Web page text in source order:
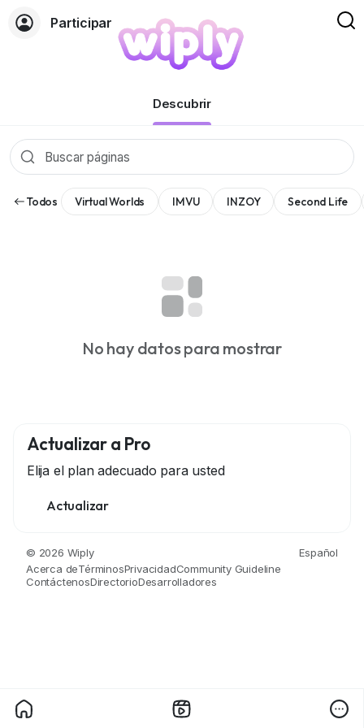
Participar
Descubrir
Todos Virtual Worlds IMVU INZOY Second Life
No hay datos para mostrar
Actualizar a Pro
Elija el plan adecuado para usted
Actualizar
© 2026 Wiply
Español
Acerca deTérminosPrivacidadCommunity Guideline
ContáctenosDirectorioDesarrolladores